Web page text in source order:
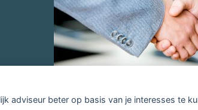
adviseur beter op basis van je interesses te